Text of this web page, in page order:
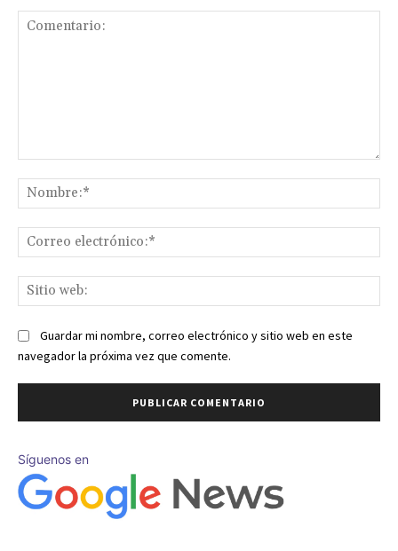
Guardar mi nombre, correo electrónico y sitio web en este
navegador la próxima vez que comente.
Síguenos en